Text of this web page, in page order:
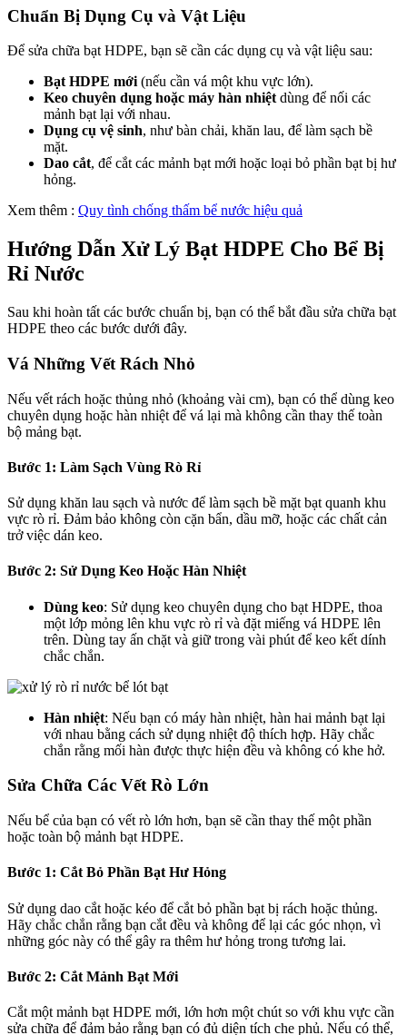
Chuẩn Bị Dụng Cụ và Vật Liệu
Để sửa chữa bạt HDPE, bạn sẽ cần các dụng cụ và vật liệu sau:
Bạt HDPE mới(nếu cần vá một khu vực lớn).
Keo chuyên dụng hoặc máy hàn nhiệtdùng để nối các
mảnh bạt lại với nhau.
Dụng cụ vệ sinh, như bàn chải, khăn lau, để làm sạch bề
mặt.
Dao cắt, để cắt các mảnh bạt mới hoặc loại bỏ phần bạt bị hư
hỏng.
Xem thêm : Quy tình chống thấm bể nước hiệu quả
Hướng Dẫn Xử Lý Bạt HDPE Cho Bể Bị
Rỉ Nước
Sau khi hoàn tất các bước chuẩn bị, bạn có thể bắt đầu sửa chữa bạt
HDPE theo các bước dưới đây.
Vá Những Vết Rách Nhỏ
Nếu vết rách hoặc thủng nhỏ (khoảng vài cm), bạn có thể dùng keo
chuyên dụng hoặc hàn nhiệt để vá lại mà không cần thay thế toàn
bộ mảng bạt.
Bước 1: Làm Sạch Vùng Rò Rỉ
Sử dụng khăn lau sạch và nước để làm sạch bề mặt bạt quanh khu
vực rò rỉ. Đảm bảo không còn cặn bẩn, dầu mỡ, hoặc các chất cản
trở việc dán keo.
Bước 2: Sử Dụng Keo Hoặc Hàn Nhiệt
Dùng keo: Sử dụng keo chuyên dụng cho bạt HDPE, thoa
một lớp mỏng lên khu vực rò rỉ và đặt miếng vá HDPE lên
trên. Dùng tay ấn chặt và giữ trong vài phút để keo kết dính
chắc chắn.
Hàn nhiệt: Nếu bạn có máy hàn nhiệt, hàn hai mảnh bạt lại
với nhau bằng cách sử dụng nhiệt độ thích hợp. Hãy chắc
chắn rằng mối hàn được thực hiện đều và không có khe hở.
Sửa Chữa Các Vết Rò Lớn
Nếu bể của bạn có vết rò lớn hơn, bạn sẽ cần thay thế một phần
hoặc toàn bộ mảnh bạt HDPE.
Bước 1: Cắt Bỏ Phần Bạt Hư Hỏng
Sử dụng dao cắt hoặc kéo để cắt bỏ phần bạt bị rách hoặc thủng.
Hãy chắc chắn rằng bạn cắt đều và không để lại các góc nhọn, vì
những góc này có thể gây ra thêm hư hỏng trong tương lai.
Bước 2: Cắt Mảnh Bạt Mới
Cắt một mảnh bạt HDPE mới, lớn hơn một chút so với khu vực cần
sửa chữa để đảm bảo rằng bạn có đủ diện tích che phủ. Nếu có thể,